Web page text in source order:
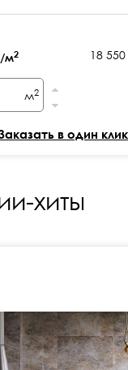
м2 18
м2
в один клик
хиты